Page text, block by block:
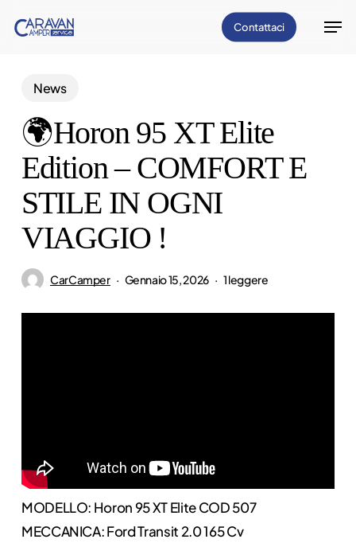
principale
Contattaci
News
🌍Horon 95 XT Elite
Edition – COMFORT E
STILE IN OGNI
VIAGGIO !
CarCamper Gennaio 15, 2026 1 leggere
MODELLO: Horon 95 XT Elite COD 507
MECCANICA: Ford Transit 2.0 165 Cv